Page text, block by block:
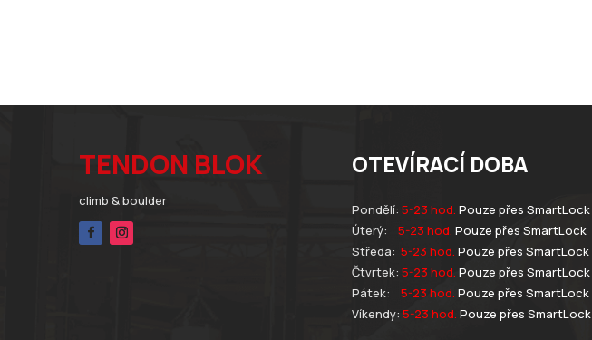
TENDON BLOK
climb & boulder
OTEVÍRACÍ DOBA
Pondělí:5-23 hod.Pouze přes SmartLock
Úterý:5-23 hod.Pouze přes SmartLock
Středa:5-23 hod.Pouze přes SmartLock
Čtvrtek:5-23 hod.Pouze přes SmartLock
Pátek:5-23 hod. Pouze přes SmartLock
Víkendy:5-23 hod.Pouze přes SmartLock